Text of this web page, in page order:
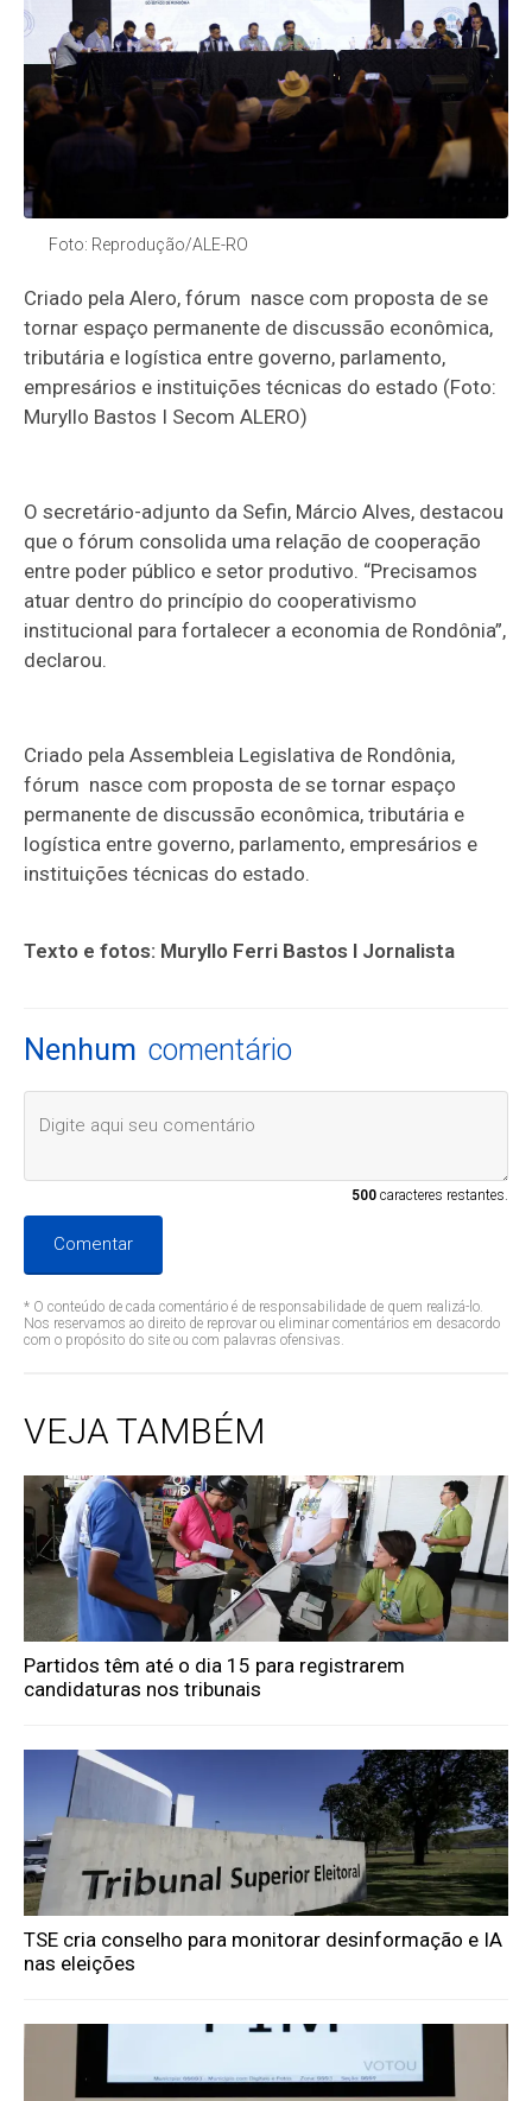
Foto: Reprodução/ALE-RO
Criado pela Alero, fórum nasce com proposta de se
tornar espaço permanente de discussão econômica,
tributária e logística entre governo, parlamento,
empresários e instituições técnicas do estado (Foto:
Muryllo Bastos I Secom ALERO)
O secretário-adjunto da Sefin, Márcio Alves, destacou
que o fórum consolida uma relação de cooperação
entre poder público e setor produtivo. “Precisamos
atuar dentro do princípio do cooperativismo
institucional para fortalecer a economia de Rondônia”,
declarou.
Criado pela Assembleia Legislativa de Rondônia,
fórum nasce com proposta de se tornar espaço
permanente de discussão econômica, tributária e
logística entre governo, parlamento, empresários e
instituições técnicas do estado.
Texto e fotos: Muryllo Ferri Bastos I Jornalista
Nenhum comentário
500caracteres restantes.
Comentar
* O conteúdo de cada comentário é de responsabilidade de quem realizá-lo.
Nos reservamos ao direito de reprovar ou eliminar comentários em desacordo
com o propósito do site ou com palavras ofensivas.
VEJA TAMBÉM
Partidos têm até o dia 15 para registrarem
candidaturas nos tribunais
TSE cria conselho para monitorar desinformação e IA
nas eleições